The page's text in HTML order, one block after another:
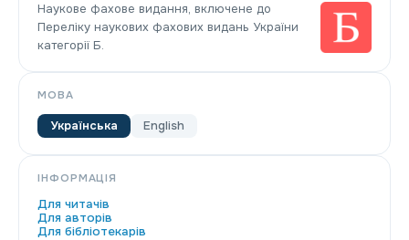
Наукове фахове видання, включене до
Переліку наукових фахових видань України
категорії Б.
МОВА
Українська English
ІНФОРМАЦІЯ
Для читачів
Для авторів
Для бібліотекарів